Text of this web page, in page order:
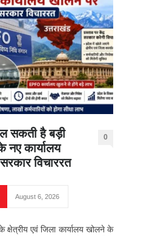
सकती है बड़ी
नए कार्यालय
विचाररत
0
August 6, 2026
एवं जिला कार्यालय खोलने के